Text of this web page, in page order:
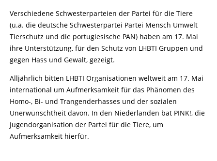
Verschiedene Schwesterparteien der Partei für die Tiere
(u.a. die deutsche Schwesterpartei Partei Mensch Umwelt
Tierschutz und die portugiesische PAN) haben am 17. Mai
ihre Unterstützung, für den Schutz von LHBTI Gruppen und
gegen Hass und Gewalt, gezeigt.
Alljährlich bitten LHBTI Organisationen weltweit am 17. Mai
international um Aufmerksamkeit für das Phänomen des
Homo-, Bi- und Trangenderhasses und der sozialen
Unerwünschtheit davon. In den Niederlanden bat PINK!, die
Jugendorganisation der Partei für die Tiere, um
Aufmerksamkeit hierfür.